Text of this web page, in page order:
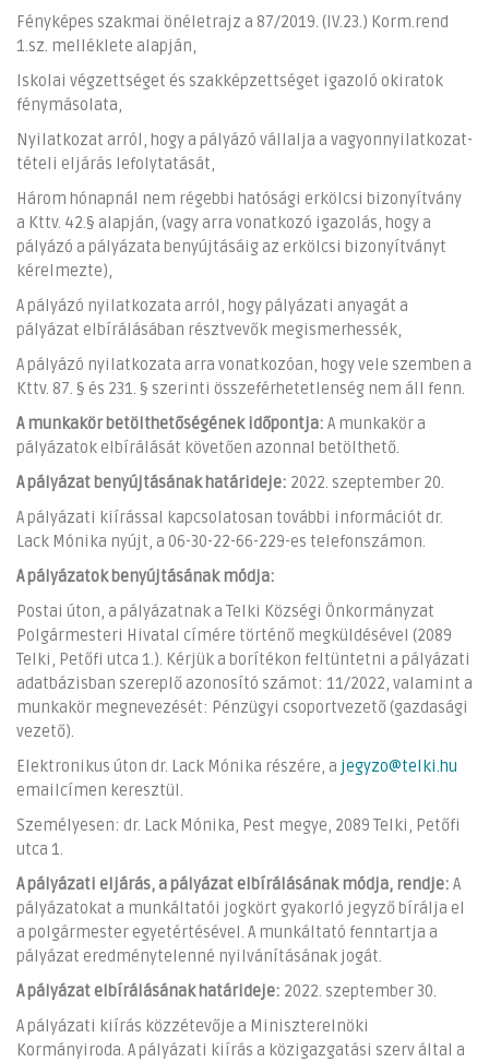
Fényképes szakmai önéletrajz a 87/2019. (IV.23.) Korm.rend
1.sz. melléklete alapján,
Iskolai végzettséget és szakképzettséget igazoló okiratok
fénymásolata,
Nyilatkozat arról, hogy a pályázó vállalja a vagyonnyilatkozat-
tételi eljárás lefolytatását,
Három hónapnál nem régebbi hatósági erkölcsi bizonyítvány
a Kttv. 42.§ alapján, (vagy arra vonatkozó igazolás, hogy a
pályázó a pályázata benyújtásáig az erkölcsi bizonyítványt
kérelmezte),
A pályázó nyilatkozata arról, hogy pályázati anyagát a
pályázat elbírálásában résztvevők megismerhessék,
A pályázó nyilatkozata arra vonatkozóan, hogy vele szemben a
Kttv. 87. § és 231. § szerinti összeférhetetlenség nem áll fenn.
A munkakör betölthetőségének időpontja: A munkakör a
pályázatok elbírálását követően azonnal betölthető.
A pályázat benyújtásának határideje: 2022. szeptember 20.
A pályázati kiírással kapcsolatosan további információt dr.
Lack Mónika nyújt, a 06-30-22-66-229-es telefonszámon.
A pályázatok benyújtásának módja:
Postai úton, a pályázatnak a Telki Községi Önkormányzat
Polgármesteri Hivatal címére történő megküldésével (2089
Telki, Petőfi utca 1.). Kérjük a borítékon feltüntetni a pályázati
adatbázisban szereplő azonosító számot: 11/2022, valamint a
munkakör megnevezését: Pénzügyi csoportvezető (gazdasági
vezető).
Elektronikus úton dr. Lack Mónika részére, a jegyzo@telki.hu
emailcímen keresztül.
Személyesen: dr. Lack Mónika, Pest megye, 2089 Telki, Petőfi
utca 1.
A pályázati eljárás, a pályázat elbírálásának módja, rendje: A
pályázatokat a munkáltatói jogkört gyakorló jegyző bírálja el
a polgármester egyetértésével. A munkáltató fenntartja a
pályázat eredménytelenné nyilvánításának jogát.
A pályázat elbírálásának határideje: 2022. szeptember 30.
A pályázati kiírás közzétevője a Miniszterelnöki
Kormányiroda. A pályázati kiírás a közigazgatási szerv által a